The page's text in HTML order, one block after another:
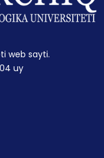
web sayti.
uy